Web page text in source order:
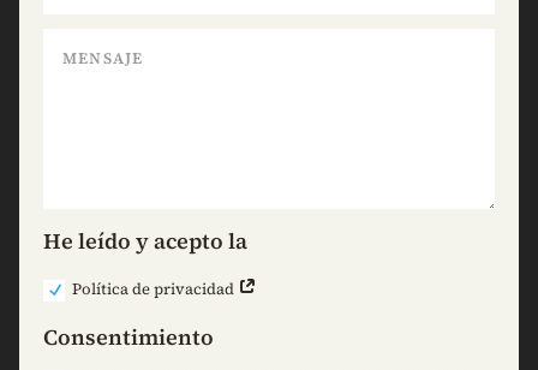
He leído y acepto la
Política de privacidad
Consentimiento